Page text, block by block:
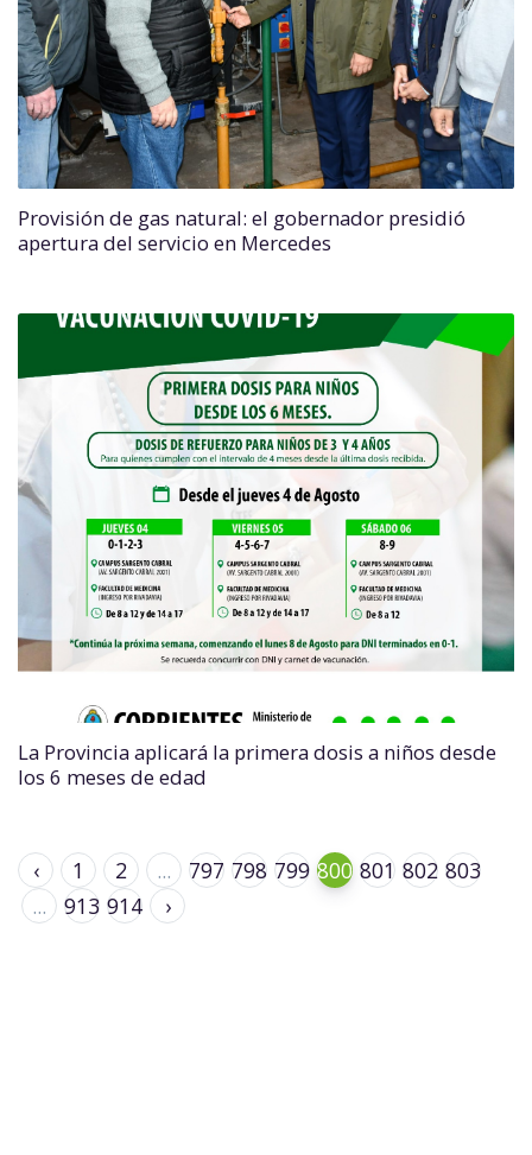
Provisión de gas natural: el gobernador presidió
apertura del servicio en Mercedes
La Provincia aplicará la primera dosis a niños desde
los 6 meses de edad
‹ 1 2 ... 797 798 799 800 801 802 803
...
913 914 ›